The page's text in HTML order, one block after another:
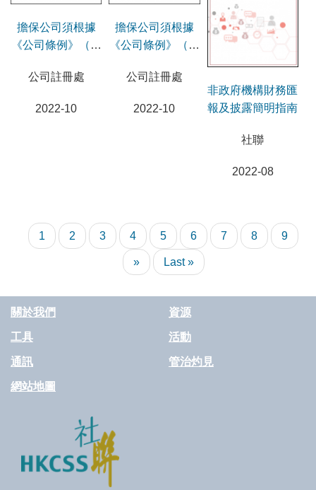
擔保公司須根據
《公司條例》（第
（披露公司名稱及
例》（第622B
公司註冊處
2022-10
擔保公司須根據
《公司條例》（第
的基本責任
公司註冊處
2022-10
非政府機構財務匯
報及披露簡明指南
社聯
2022-08
Pagination
Current
1 Page
2 Page
3 Page
4 Page
5 Page
6 Page
7 Page
8 Page
9
Next
»
Last
Last »
關於我們 資源
工具 活動
通訊 管治灼見
網站地圖